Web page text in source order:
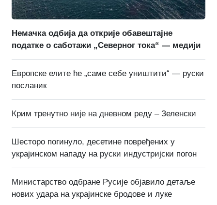
Немачка одбија да открије обавештајне
податке о саботажи „Северног тока“ — медији
Европске елите ће „саме себе уништити“ — руски
посланик
Крим тренутно није на дневном реду – Зеленски
Шесторо погинуло, десетине повређених у
украјинском нападу на руски индустријски погон
Министарство одбране Русије објавило детаље
нових удара на украјинске бродове и луке